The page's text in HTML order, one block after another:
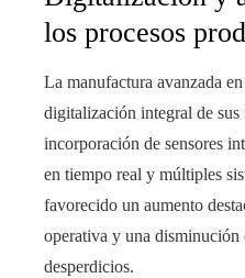
los procesos
La manufactura avanzada
digitalización integral de sus
incorporación de sensores
en tiempo real y múltiples
favorecido un aumento
operativa y una disminución
desperdicios.